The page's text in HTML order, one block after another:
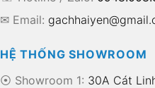
✉ Email:
HỆ THỐNG SHOWROOM
⦿ Showroom 1: 30A Cát